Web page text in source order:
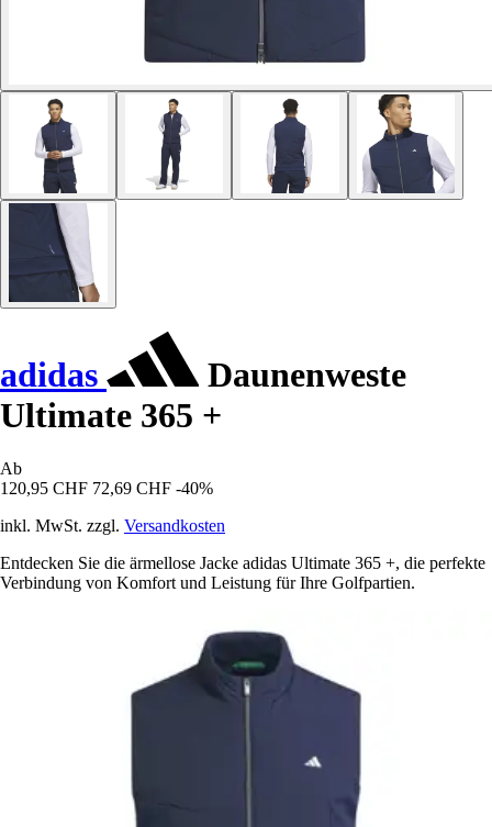
adidas
Daunenweste
Ultimate 365 +
Ab
120,95 CHF 72,69 CHF -40%
inkl. MwSt. zzgl. Versandkosten
Entdecken Sie die ärmellose Jacke adidas Ultimate 365 +, die perfekte
Verbindung von Komfort und Leistung für Ihre Golfpartien.